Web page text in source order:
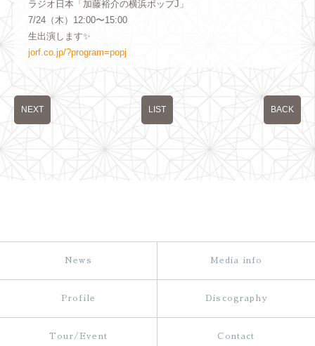
ラジオ日本「加藤裕介の横浜ポップJ」
7/24（木）12:00〜15:00
生出演します✨
jorf.co.jp/?program=popj
NEXT LIST BACK
News Media info
Profile Discography
Tour/Event Contact